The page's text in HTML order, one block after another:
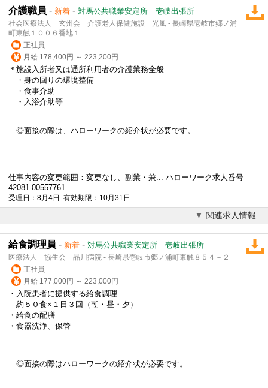
介護職員 - 新着 - 対馬公共職業安定所 壱岐出張所
社会医療法人 玄州会 介護老人保健施設 光風 - 長崎県壱岐市郷ノ浦
町東触１００６番地１
正社員
月給 178,400円 ～ 223,200円
＊施設入所者又は通所利用者の介護業務全般
・身の回りの環境整備
・食事介助
・入浴介助等
◎面接の際は、ハローワークの紹介状が必要です。
仕事内容の変更範囲：変更なし、副業・兼... ハローワーク求人番号
42081-00557761
受理日：8月4日 有効期限：10月31日
関連求人情報
給食調理員 - 新着 - 対馬公共職業安定所 壱岐出張所
医療法人 協生会 品川病院 - 長崎県壱岐市郷ノ浦町東触８５４－２
正社員
月給 177,000円 ～ 223,000円
・入院患者に提供する給食調理
約５０食×１日３回（朝・昼・夕）
・給食の配膳
・食器洗浄、保管
◎面接の際はハローワークの紹介状が必要です。